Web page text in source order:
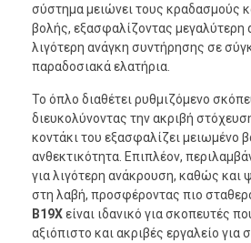
σύστημα μειώνει τους κραδασμούς
βολής, εξασφαλίζοντας μεγαλύτερη
λιγότερη ανάγκη συντήρησης σε
παραδοσιακά ελατήρια.
Το όπλο διαθέτει ρυθμιζόμενο
διευκολύνοντας την ακριβή
κοντάκι του εξασφαλίζει μειωμένο
ανθεκτικότητα. Επιπλέον,
για λιγότερη ανάκρουση, καθώς και
στη λαβή, προσφέροντας πιο
B19Xείναι ιδανικό για σκοπευτές
αξιόπιστο και ακριβές εργαλείο για